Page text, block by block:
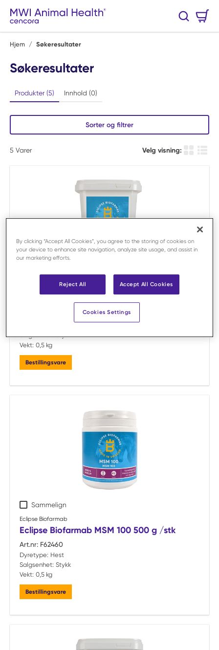
Hopp til hovedinnhold
Søk
Hjem / Søkeresultater
Søkeresultater
Produkter (5) Innhold (0)
Sorter og filtrer
5 Varer Velg visning:
Sammelign
Eclipse Biofarmab
Eclipse Biofarmab Kiselgur Forte 500 g /stk
Salgsenhet: Stykk
Vekt: 0,5 kg
Bestillingsvare
Sammelign
Eclipse Biofarmab
Eclipse Biofarmab MSM 100 500 g /stk
Art.nr: F62460
Dyretype: Hest
Salgsenhet: Stykk
Vekt: 0,5 kg
Bestillingsvare
By clicking “Accept All Cookies”, you agree to the storing of cookies on
your device to enhance site navigation, analyze site usage, and assist in
our marketing efforts.
Reject All Accept All Cookies
Cookies Settings